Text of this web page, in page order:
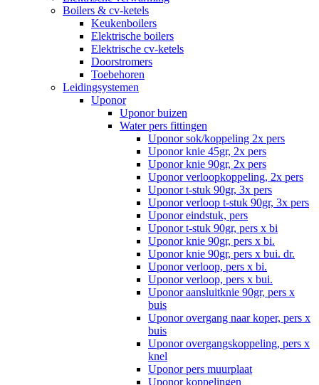
Boilers & cv-ketels
Keukenboilers
Elektrische boilers
Elektrische cv-ketels
Doorstromers
Toebehoren
Leidingsystemen
Uponor
Uponor buizen
Water pers fittingen
Uponor sok/koppeling 2x pers
Uponor knie 45gr, 2x pers
Uponor knie 90gr, 2x pers
Uponor verloopkoppeling, 2x pers
Uponor t-stuk 90gr, 3x pers
Uponor verloop t-stuk 90gr, 3x pers
Uponor eindstuk, pers
Uponor t-stuk 90gr, pers x bi
Uponor knie 90gr, pers x bi.
Uponor knie 90gr, pers x bui. dr.
Uponor verloop, pers x bi.
Uponor verloop, pers x bui.
Uponor aansluitknie 90gr, pers x
buis
Uponor overgang naar koper, pers x
buis
Uponor overgangskoppeling, pers x
knel
Uponor pers muurplaat
Uponor koppelingen